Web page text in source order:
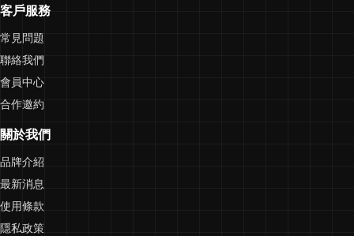
客戶服務
常見問題
聯絡我們
會員中心
合作邀約
關於我們
品牌介紹
最新消息
使用條款
隱私政策